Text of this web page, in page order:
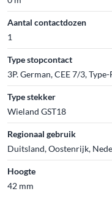
Aantal contactdozen
1
Type stopcontact
3P. German, CEE 7/3, Type-
Type stekker
Wieland GST18
Regionaal gebruik
Duitsland, Oostenrijk,
Hoogte
42 mm